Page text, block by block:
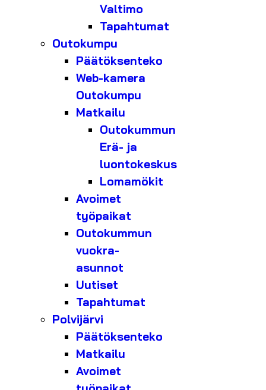
Valtimo
Tapahtumat
Outokumpu
Päätöksenteko
Web-kamera
Outokumpu
Matkailu
Outokummun
Erä- ja
luontokeskus
Lomamökit
Avoimet
työpaikat
Outokummun
vuokra-
asunnot
Uutiset
Tapahtumat
Polvijärvi
Päätöksenteko
Matkailu
Avoimet